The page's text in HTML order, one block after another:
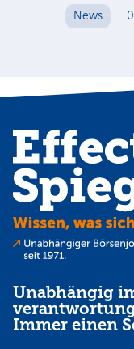
News
Unabhängig
Immer einen